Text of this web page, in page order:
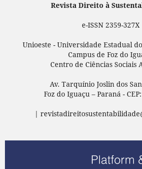
Revista Direito à
e-ISSN 2359-327X
Unioeste - Universidade Estadual
Campus de Foz do
Centro de Ciências Sociais
Av. Tarquínio Joslin dos
Foz do Iguaçu – Paraná -
|